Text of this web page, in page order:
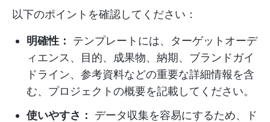
以下のポイントを確認してください：
明確性：
テンプレートには、ターゲットオーデ
ィエンス、目的、成果物、納期、ブランドガイ
ドライン、参考資料などの重要な詳細情報を含
む、プロジェクトの概要を記載してください。
使いやすさ：
データ収集を容易にするため、ド